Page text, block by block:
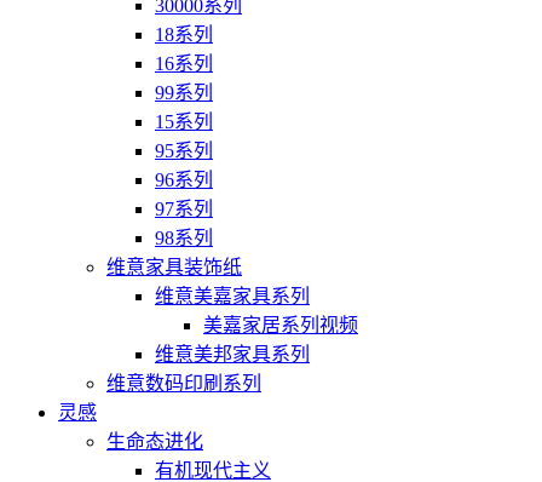
30000系列
18系列
16系列
99系列
15系列
95系列
96系列
97系列
98系列
维意家具装饰纸
维意美嘉家具系列
美嘉家居系列视频
维意美邦家具系列
维意数码印刷系列
灵感
生命态进化
有机现代主义